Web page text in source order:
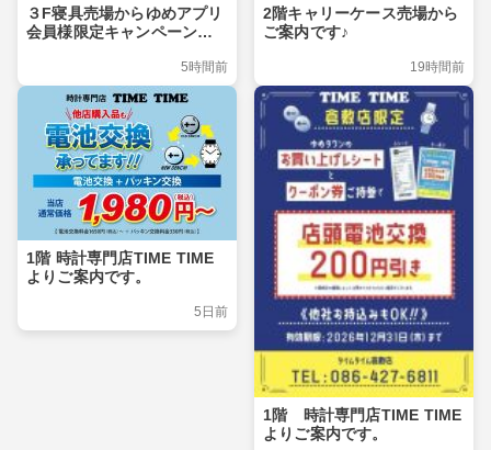
３F寝具売場からゆめアプリ
会員様限定キャンペーンの
5時間前
2階キャリーケース売場から
ご案内です♪
19時間前
1階 時計専門店TIME TIME
よりご案内です。
5日前
1階 時計専門店TIME TIME
よりご案内です。